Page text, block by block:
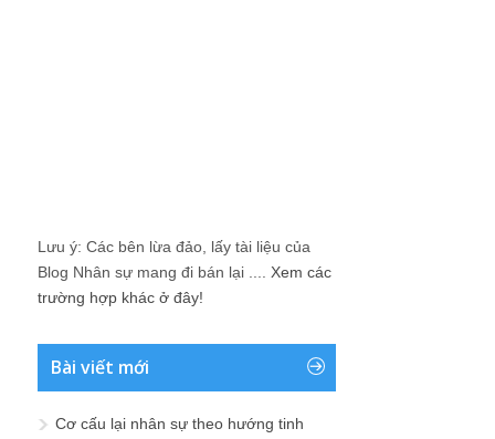
Lưu ý: Các bên lừa đảo, lấy tài liệu của
Blog Nhân sự mang đi bán lại .... Xem các
trường hợp khác ở đây!
Bài viết mới
Cơ cấu lại nhân sự theo hướng tinh